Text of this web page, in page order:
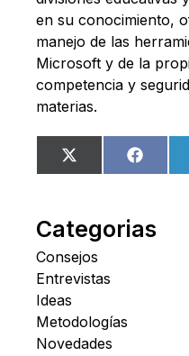
en su conocimiento,
manejo de las
Microsoft y de la
competencia y
materias.
Compartir
en
X
(Twitter) en
Categorias
Consejos
Entrevistas
Ideas
Metodologías
Novedades